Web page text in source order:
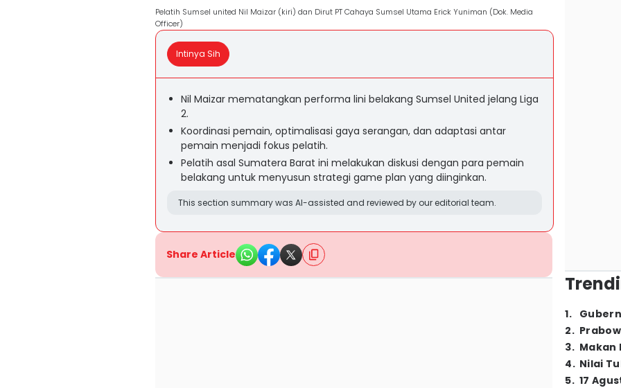
Pelatih Sumsel united Nil Maizar (kiri) dan Dirut PT Cahaya Sumsel Utama Erick Yuniman (Dok. Media
Officer)
Intinya Sih
Nil Maizar mematangkan performa lini belakang Sumsel United jelang Liga
2.
Koordinasi pemain, optimalisasi gaya serangan, dan adaptasi antar
pemain menjadi fokus pelatih.
Pelatih asal Sumatera Barat ini melakukan diskusi dengan para pemain
belakang untuk menyusun strategi game plan yang diinginkan.
This section summary was AI-assisted and reviewed by our editorial team.
Share Article
1.
2.
3. Makan
4. Nilai
5. 17